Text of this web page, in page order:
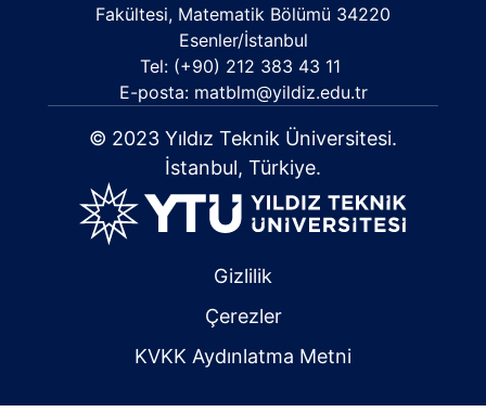
Fakültesi, Matematik Bölümü 34220
Esenler/İstanbul
Tel: (+90) 212 383 43 11
E-posta: matblm@yildiz.edu.tr
© 2023 Yıldız Teknik Üniversitesi.
İstanbul, Türkiye.
Gizlilik
Çerezler
KVKK Aydınlatma Metni